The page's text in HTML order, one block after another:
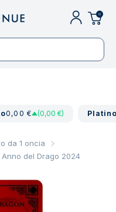
0
0,00 € (0,00 €)
da 1 oncia
Anno del Drago 2024